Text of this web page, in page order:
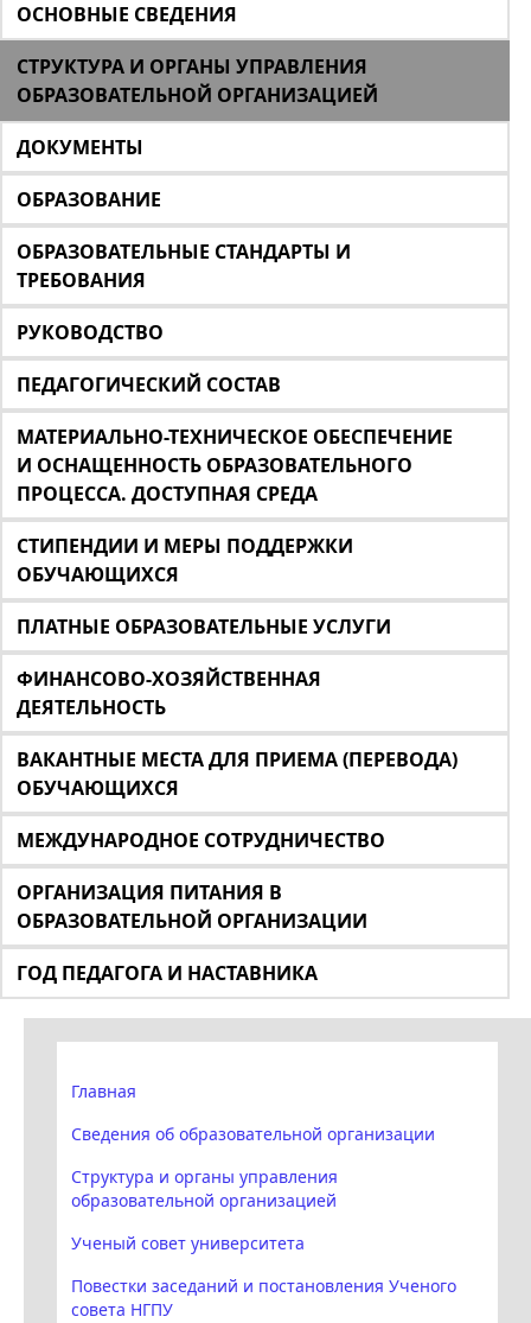
ОСНОВНЫЕ СВЕДЕНИЯ
СТРУКТУРА И ОРГАНЫ УПРАВЛЕНИЯ
ОБРАЗОВАТЕЛЬНОЙ ОРГАНИЗАЦИЕЙ
ДОКУМЕНТЫ
ОБРАЗОВАНИЕ
ОБРАЗОВАТЕЛЬНЫЕ СТАНДАРТЫ И
ТРЕБОВАНИЯ
РУКОВОДСТВО
ПЕДАГОГИЧЕСКИЙ СОСТАВ
МАТЕРИАЛЬНО-ТЕХНИЧЕСКОЕ ОБЕСПЕЧЕНИЕ
И ОСНАЩЕННОСТЬ ОБРАЗОВАТЕЛЬНОГО
ПРОЦЕССА. ДОСТУПНАЯ СРЕДА
СТИПЕНДИИ И МЕРЫ ПОДДЕРЖКИ
ОБУЧАЮЩИХСЯ
ПЛАТНЫЕ ОБРАЗОВАТЕЛЬНЫЕ УСЛУГИ
ФИНАНСОВО-ХОЗЯЙСТВЕННАЯ
ДЕЯТЕЛЬНОСТЬ
ВАКАНТНЫЕ МЕСТА ДЛЯ ПРИЕМА (ПЕРЕВОДА)
ОБУЧАЮЩИХСЯ
МЕЖДУНАРОДНОЕ СОТРУДНИЧЕСТВО
ОРГАНИЗАЦИЯ ПИТАНИЯ В
ОБРАЗОВАТЕЛЬНОЙ ОРГАНИЗАЦИИ
ГОД ПЕДАГОГА И НАСТАВНИКА
Главная
Сведения об образовательной организации
Структура и органы управления
образовательной организацией
Ученый совет университета
Повестки заседаний и постановления Ученого
совета НГПУ